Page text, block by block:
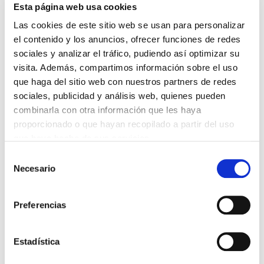
Esta página web usa cookies
Las cookies de este sitio web se usan para personalizar
el contenido y los anuncios, ofrecer funciones de redes
sociales y analizar el tráfico, pudiendo así optimizar su
visita. Además, compartimos información sobre el uso
que haga del sitio web con nuestros partners de redes
sociales, publicidad y análisis web, quienes pueden
combinarla con otra información que les haya
proporcionado o que hayan recopilado a partir del uso
Necesario
Preferencias
Estadística
Aprende a implementar herramientas de última
generación que ahorran tiempo y energía en la
captación y estrategias de venta.
La mentalidad y liderazgo
Crea un “Mindset Premium” para diferenciarte de tu
competencia, desarrollando claridad para saber que